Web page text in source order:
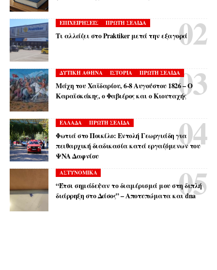
ΕΠΙΧΕΙΡΗΣΕΙΣ ΠΡΩΤΗ ΣΕΛΙΔΑ
Τι αλλάζει στο Praktiker μετά την εξαγορά
ΔΥΤΙΚΗ ΑΘΗΝΑ ΙΣΤΟΡΙΑ ΠΡΩΤΗ ΣΕΛΙΔΑ
Μάχη του Χαϊδαρίου, 6-8 Αυγούστου 1826 – Ο
Καραϊσκάκης, ο Φαβιέρος και ο Κιουταχής
ΕΛΛΑΔΑ ΠΡΩΤΗ ΣΕΛΙΔΑ
Φωτιά στο Ποικίλο: Εντολή Γεωργιάδη για
πειθαρχική διαδικασία κατά εργαζόμενων του
ΨΝΑ Δαφνίου
ΑΣΤΥΝΟΜΙΚΑ
“Έτσι σημάδεψαν το διαμέρισμά μου στη διπλή
διάρρηξη στο Δάσος” – Αποτυπώματα και dna